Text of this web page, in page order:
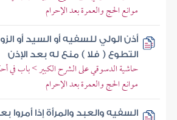
موانع الحج والعمرة بعد الإحرام
أذن الولي للسفيه أو السيد أو
التطوع ( فلا ) منع له بعد الإذن
حاشية الدسوقي على الشرح الكبير > باب في
موانع الحج والعمرة بعد الإحرام
السفيه والعبد والمرأة إذا أمروا